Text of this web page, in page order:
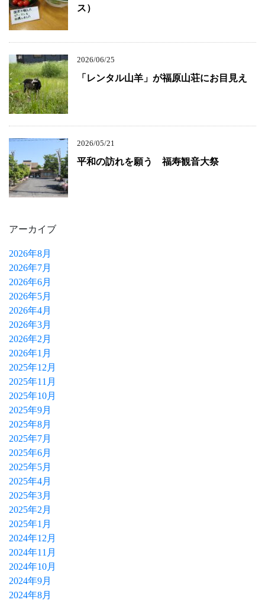
ス）
2026/06/25
「レンタル山羊」が福原山荘にお目見え
2026/05/21
平和の訪れを願う 福寿観音大祭
アーカイブ
2026年8月
2026年7月
2026年6月
2026年5月
2026年4月
2026年3月
2026年2月
2026年1月
2025年12月
2025年11月
2025年10月
2025年9月
2025年8月
2025年7月
2025年6月
2025年5月
2025年4月
2025年3月
2025年2月
2025年1月
2024年12月
2024年11月
2024年10月
2024年9月
2024年8月